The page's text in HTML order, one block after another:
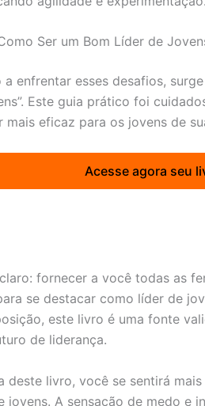
Ser um Bom Líder de
a enfrentar esses desafios,
Este guia prático foi
mais eficaz para os jovens de
Acesse agora seu
fornecer a você todas as
se destacar como líder de
este livro é uma fonte
de liderança.
deste livro, você se sentirá
jovens. A sensação de medo e